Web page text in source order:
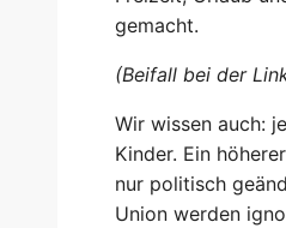
gemacht.
(Beifall bei der
Wir wissen auch:
Kinder. Ein
nur politisch
Union werden